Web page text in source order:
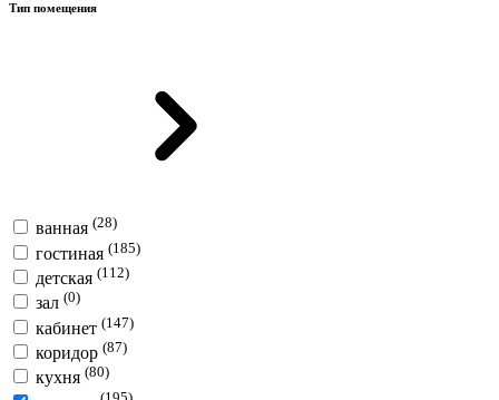
Тип помещения
ванная (28)
гостиная (185)
детская (112)
зал (0)
кабинет (147)
коридор (87)
кухня (80)
(195)